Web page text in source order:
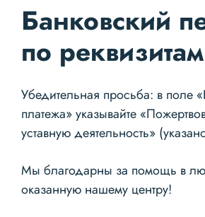
Банковский
по реквизитам
Убедительная просьба: в поле
платежа» указывайте
уставную деятельность»
Мы благодарны за помощь в
оказанную нашему центру!